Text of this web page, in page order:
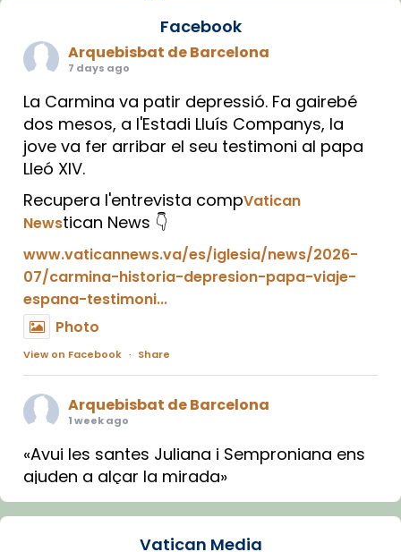
Facebook
Arquebisbat de Barcelona
7 days ago
La Carmina va patir depressió. Fa gairebé
dos mesos, a l'Estadi Lluís Companys, la
jove va fer arribar el seu testimoni al papa
Lleó XIV.
Recupera l'entrevista compVatican
Newstican News 👇
www.vaticannews.va/es/iglesia/news/2026-
07/carmina-historia-depresion-papa-viaje-
espana-testimoni...
Photo
View on Facebook · Share
Arquebisbat de Barcelona
1 week ago
«Avui les santes Juliana i Semproniana ens
ajuden a alçar la mirada»
Mons. Sergi Gordo, bisbe de Tortosa, ha
Vatican Media